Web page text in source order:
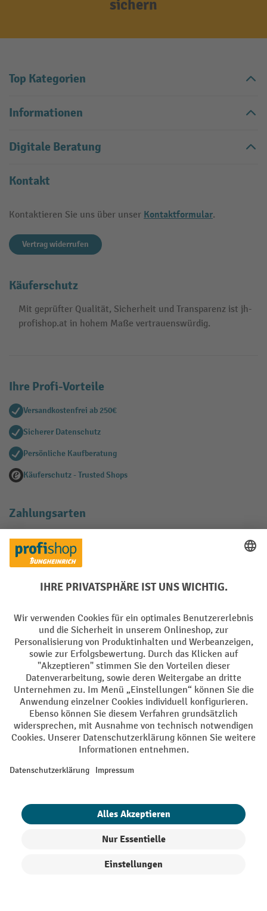
sichern
Top Kategorien
Informationen
Digitale Beratung
Kontakt
Kontaktieren Sie uns über unser Kontaktformular.
Vertrag widerrufen
Käuferschutz
Mit geprüfter Qualität, Sicherheit und Transparenz ist jh-
profishop.at in hohem Maße vertrauenswürdig.
Ihre Profi-Vorteile
Versandkostenfrei ab 250€
Sicherer Datenschutz
Persönliche Kaufberatung
Käuferschutz - Trusted Shops
Zahlungsarten
Creditcard (Master)
Facebook
YouTube
LinkedIn
Instagram
AGB Impressum Datenschutz
Barrierefreiheit Privacy Settings
Alle Preise exkl. gesetzl. Mehrwertsteuer zzgl.Versandkosten und ggf.
Nachnahmegebühren, wenn nicht anders angegeben.
¹ Der Rabatt gilt so lange der Vorrat reicht. Der Rabatt gilt nicht auf
oder Gutscheinen ist nicht möglich. | ² Der Rabatt wird einmalig bei
Erstregistrierung für den Newsletter gewährt. Der Gutschein ist 10
Tage gültig und kann ab einem Netto-Bestellwert von 250,- € online
eingelöst werden. Die Höhe des Rabatts variiert je nach
Arbeitsschutz | 5% auf Werkstatt, Betrieb, Transport, Stapeln und